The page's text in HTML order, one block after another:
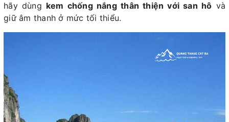
hãy dùng kem chống nắng thân thiện với san hô và
giữ âm thanh ở mức tối thiểu.